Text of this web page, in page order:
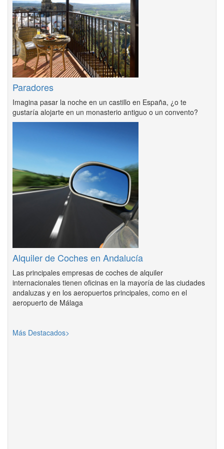
Paradores
Imagina pasar la noche en un castillo en España, ¿o te
gustaría alojarte en un monasterio antiguo o un convento?
Alquiler de Coches en Andalucía
Las principales empresas de coches de alquiler
internacionales tienen oficinas en la mayoría de las ciudades
andaluzas y en los aeropuertos principales, como en el
aeropuerto de Málaga
Más Destacados>